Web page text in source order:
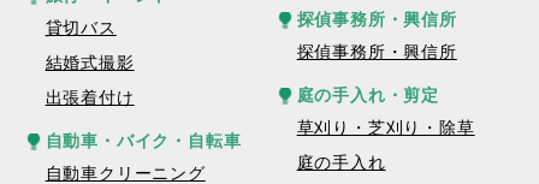
貸切バス
結婚式撮影
出張着付け
自動車・バイク・自転車
自動車クリーニング
探偵事務所・興信所
探偵事務所・興信所
庭の手入れ・剪定
草刈り・芝刈り・除草
庭の手入れ